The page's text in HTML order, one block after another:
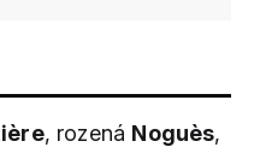
, rozená Noguès,